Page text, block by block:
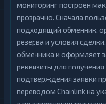
мониторинг построен
прозрачно. Сначала
подходящий обменник,
резерва и условия
обменника и оформляет
реквизиты для
подтверждения заявки
переводом Chainlink на